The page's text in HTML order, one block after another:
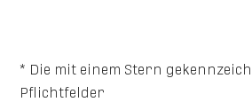
* Die mit einem Stern
Pflichtfelder